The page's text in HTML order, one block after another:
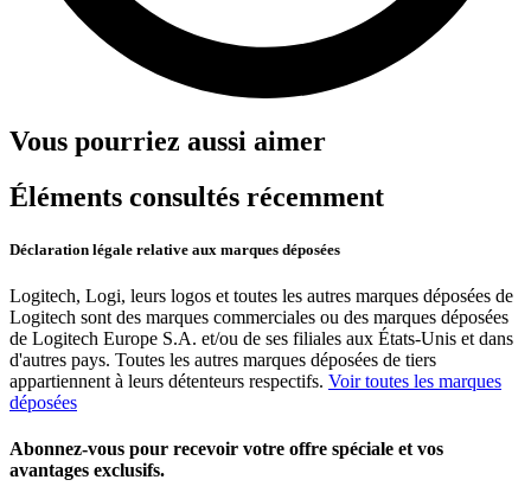
Vous pourriez aussi aimer
Éléments consultés récemment
Déclaration légale relative aux marques déposées
Logitech, Logi, leurs logos et toutes les autres marques déposées de
Logitech sont des marques commerciales ou des marques déposées
de Logitech Europe S.A. et/ou de ses filiales aux États-Unis et dans
d'autres pays. Toutes les autres marques déposées de tiers
appartiennent à leurs détenteurs respectifs. Voir toutes les marques
déposées
Abonnez-vous pour recevoir votre offre spéciale et vos
avantages exclusifs.